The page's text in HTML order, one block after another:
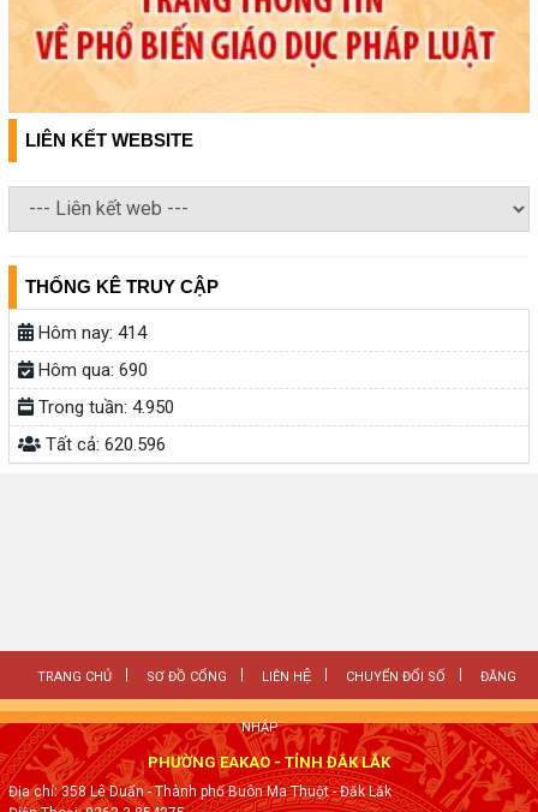
LIÊN KẾT WEBSITE
THỐNG KÊ TRUY CẬP
Hôm nay: 414
Hôm qua: 690
Trong tuần: 4.950
Tất cả: 620.596
TRANG CHỦ SƠ ĐỒ CỔNG LIÊN HỆ CHUYỂN ĐỔI SỐ ĐĂNG
NHẬP
PHƯỜNG EAKAO - TỈNH ĐẮK LẮK
Địa chỉ: 358 Lê Duẩn - Thành phố Buôn Ma Thuột - Đăk Lăk